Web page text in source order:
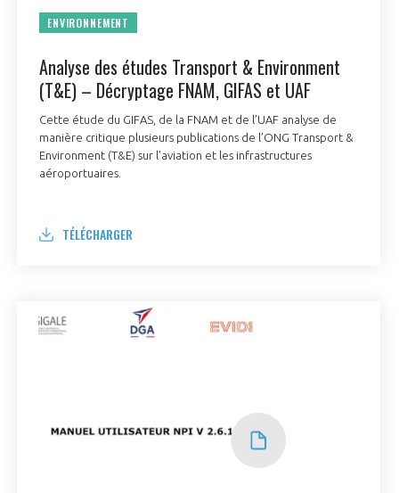
COMMISSIONS ET COMITÉS
POURQUOI DEVENIR MEMBRE ?
LE MÉDIATEUR DE LA FILIÈRE AÉRONAUTIQUE ET SPATIALE
MÉDIATION ET CHARTE D’ENGAGEMENT SUR LES RELATIONS ENTRE
CLIENTS ET FOURNISSEURS
LA MÉDIATION AU-DELÀ DE LA FILIÈRE AÉRONAUTIQUE ET SPATIALE
CHIFFRES CLÉS
LES ENJEUX
ENVIRONNEMENT
LES PUBLICATIONS
RAPPORTS D'ACTIVITÉS
ENVIRONNEMENT
Analyse des études Transport & Environment
(T&E) – Décryptage FNAM, GIFAS et UAF
Cette étude du GIFAS, de la FNAM et de l’UAF analyse de
manière critique plusieurs publications de l’ONG Transport &
Environment (T&E) sur l’aviation et les infrastructures
aéroportuaires.
TÉLÉCHARGER
DEMANDE D’ADHÉSION